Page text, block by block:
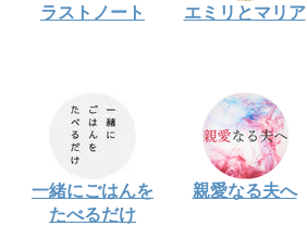
ラストノート エミリとマリア
一緒にごはんを
たべるだけ
親愛なる夫へ